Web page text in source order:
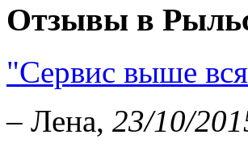
Отзывы в
"Сервис выше
– Лена, 23/10/